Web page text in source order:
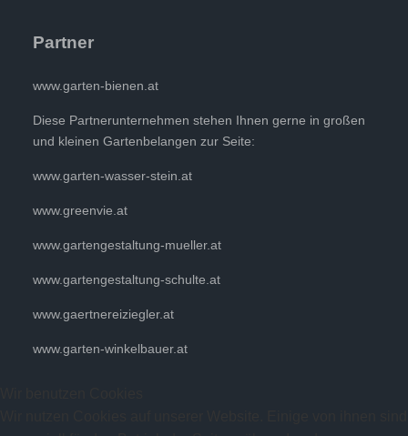
Partner
www.garten-bienen.at
Diese Partnerunternehmen stehen Ihnen gerne in großen
und kleinen Gartenbelangen zur Seite:
www.garten-wasser-stein.at
www.greenvie.at
www.gartengestaltung-mueller.at
www.gartengestaltung-schulte.at
www.gaertnereiziegler.at
www.garten-winkelbauer.at